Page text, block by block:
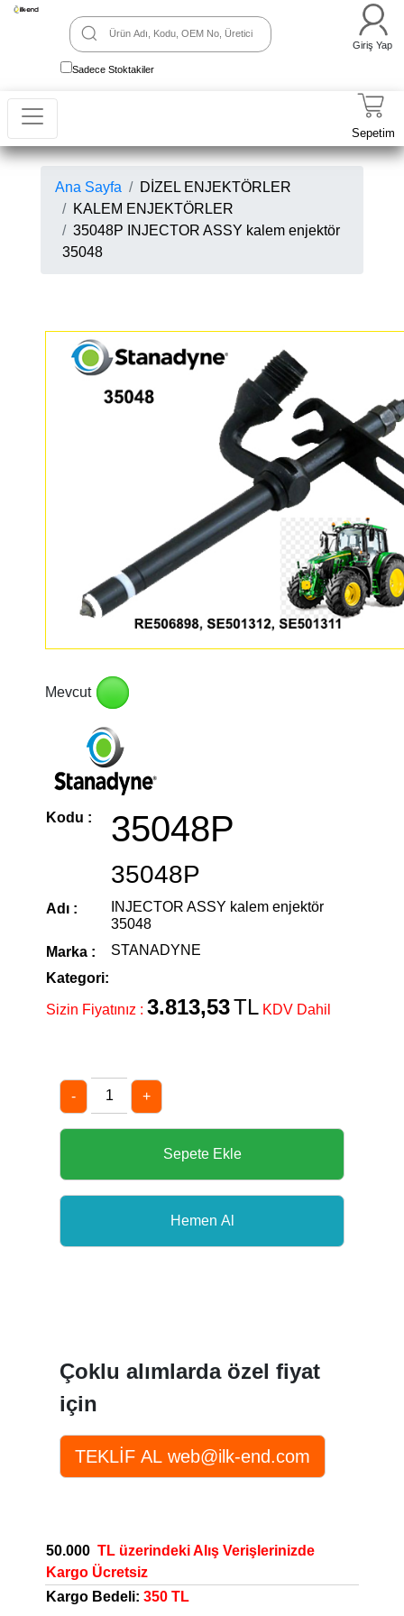
Sadece Stoktakiler
Giriş Yap
Sepetim
Ana Sayfa
DİZEL ENJEKTÖRLER
KALEM ENJEKTÖRLER
35048P INJECTOR ASSY kalem enjektör
35048
Mevcut
Kodu : 35048P
35048P
Adı :
INJECTOR ASSY kalem enjektör
35048
Marka :
STANADYNE
Kategori:
Sizin Fiyatınız : 3.813,53TL KDV Dahil
- +
Çoklu alımlarda özel fiyat
için
50.000 TL üzerindeki Alış Verişlerinizde
Kargo Ücretsiz
Kargo Bedeli: 350 TL